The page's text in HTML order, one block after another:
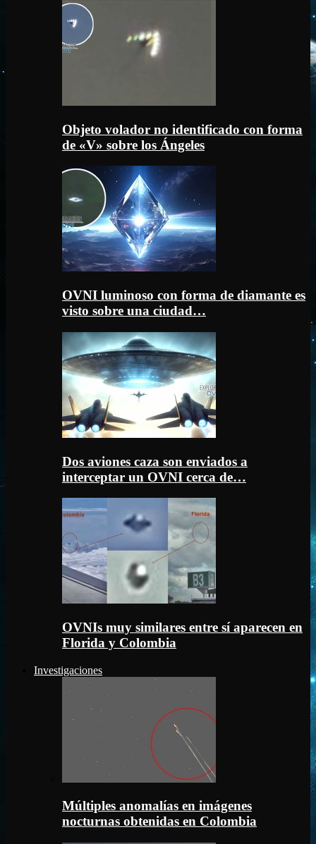
Objeto volador no identificado con forma
de «V» sobre los Ángeles
OVNI luminoso con forma de diamante es
visto sobre una ciudad…
Dos aviones caza son enviados a
interceptar un OVNI cerca de…
OVNIs muy similares entre sí aparecen en
Florida y Colombia
Investigaciones
Múltiples anomalías en imágenes
nocturnas obtenidas en Colombia